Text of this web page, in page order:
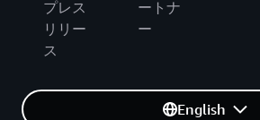
プレス
リリー
ス
ートナ
ー
English